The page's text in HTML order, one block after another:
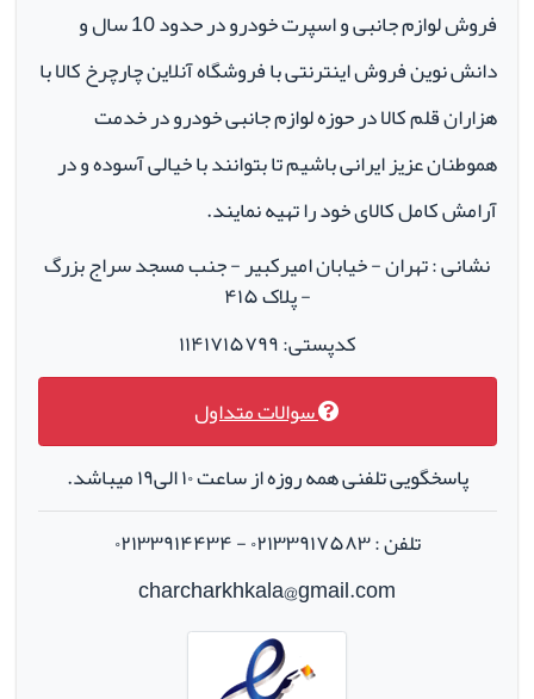
فروش لوازم جانبی و اسپرت خودرو در حدود 10 سال و
دانش نوین فروش اینترنتی با فروشگاه آنلاین چارچرخ کالا با
هزاران قلم کالا در حوزه لوازم جانبی خودرو در خدمت
هموطنان عزیز ایرانی باشیم تا بتوانند با خیالی آسوده و در
آرامش کامل کالای خود را تهیه نمایند.
نشانی : تهران - خیابان امیرکبیر - جنب مسجد سراج بزرگ
- پلاک ۴۱۵
کدپستی: ۱۱۴۱۷۱۵۷۹۹
سوالات متداول
پاسخگویی تلفنی همه روزه از ساعت ۱۰ الی۱۹ میباشد.
تلفن : ۰۲۱۳۳۹۱۷۵۸۳ - ۰۲۱۳۳۹۱۴۴۳۴
charcharkhkala@gmail.com